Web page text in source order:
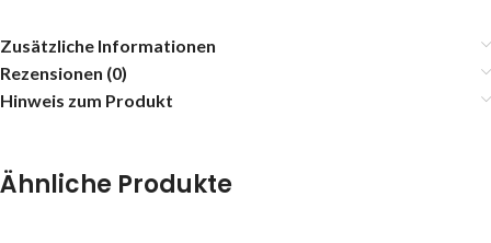
Zusätzliche Informationen
Rezensionen (0)
Hinweis zum Produkt
Ähnliche Produkte